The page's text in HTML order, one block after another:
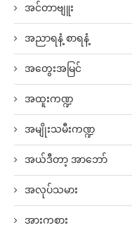
အင်တာဗျူး
အညာရနံ့ စာရနံ့
အတွေးအမြင်
အထူးကဏ္ဍ
အမျိုးသမီးကဏ္ဍ
အယ်ဒီတာ့ အာဘော်
အလုပ်သမား
အားကစား